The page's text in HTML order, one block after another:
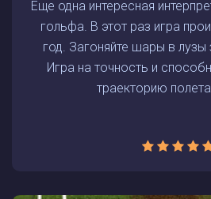
Еще одна интересная
гольфа. В этот раз игра
год. Загоняйте шары в
Игра на точность и
траекторию